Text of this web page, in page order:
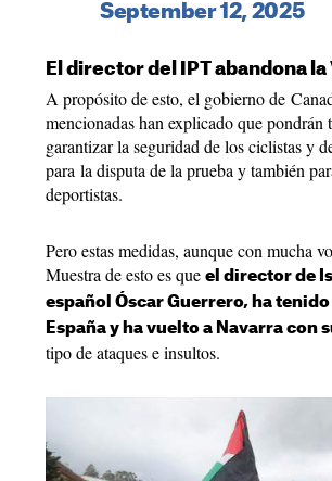
September 12, 2025
El director del IPT abandona la
A propósito de esto, el gobierno de
mencionadas han explicado que
garantizar la seguridad de los ciclistas y
para la disputa de la prueba y también
deportistas.
Pero estas medidas, aunque con mucha
Muestra de esto es que el director de
español Óscar Guerrero, ha
España y ha vuelto a Navarra con
tipo de ataques e insultos.